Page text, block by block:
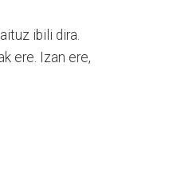
ibili dira.
ere. Izan ere,